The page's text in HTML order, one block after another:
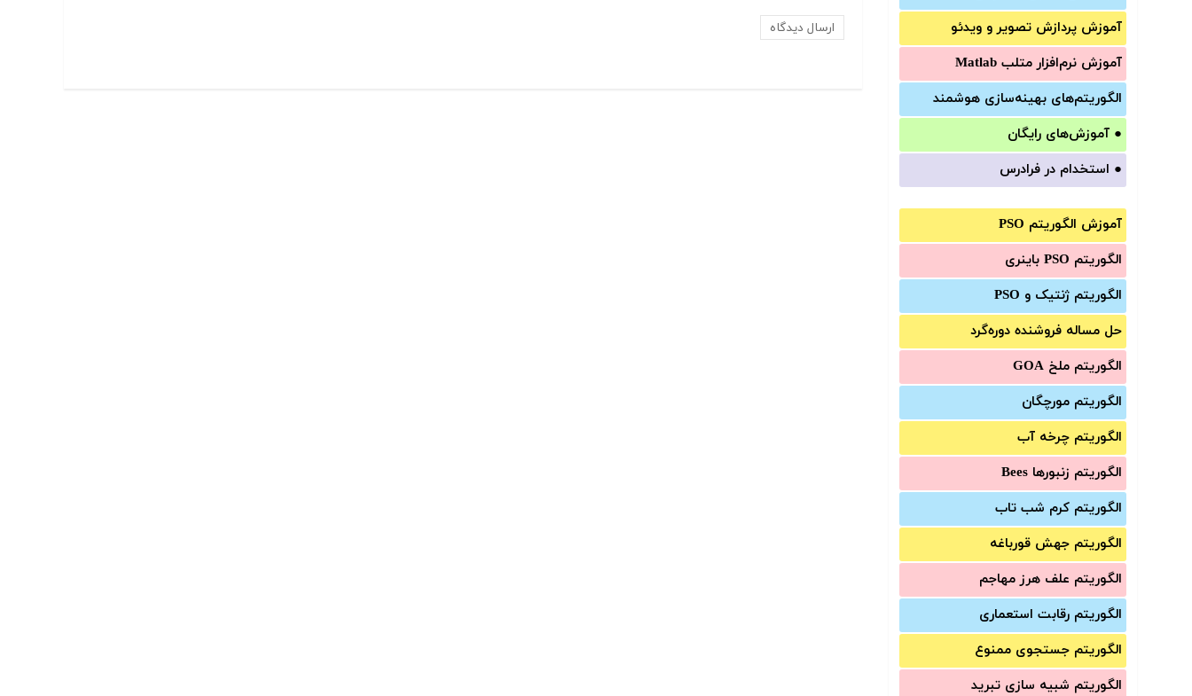
آموزش‌ پردازش تصویر و ویدئو
آموزش‌ نرم‌افزار متلب Matlab
الگوریتم‌های بهینه‌سازی هوشمند
● آموزش‌های رایگان
● استخدام در فرادرس
آموزش الگوریتم PSO
الگوریتم PSO باینری
الگوریتم ژنتیک و PSO
حل مساله فروشنده دوره‌گرد
الگوریتم ملخ GOA
الگوریتم مورچگان
الگوریتم چرخه آب
الگوریتم زنبورها Bees
الگوریتم کرم شب تاب
الگوریتم جهش قورباغه
الگوریتم علف هرز مهاجم
الگوریتم رقابت استعماری
الگوریتم جستجوی ممنوع
الگوریتم شبیه سازی تبرید